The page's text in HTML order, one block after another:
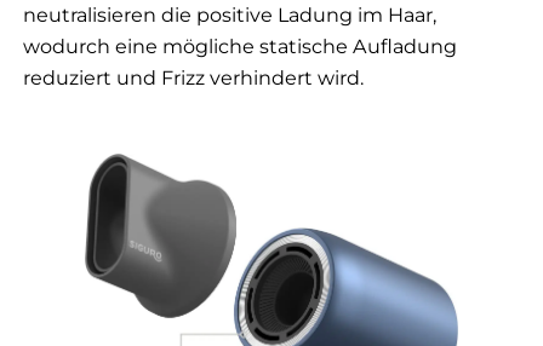
neutralisieren die positive Ladung im Haar,
wodurch eine mögliche statische Aufladung
reduziert und Frizz verhindert wird.